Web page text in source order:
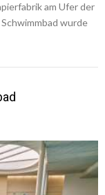
am Ufer der
wurde